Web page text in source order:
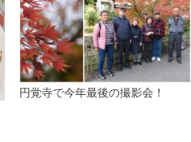
円覚寺で今年最後の撮影会！